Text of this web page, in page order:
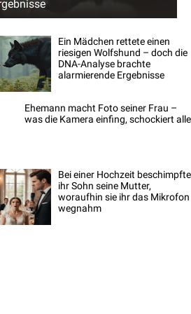
Ein Mädchen rettete einen
riesigen Wolfshund – doch die
DNA-Analyse brachte
alarmierende Ergebnisse
Ehemann macht Foto seiner Frau –
was die Kamera einfing, schockiert alle
Bei einer Hochzeit beschimpfte
ihr Sohn seine Mutter,
woraufhin sie ihr das Mikrofon
wegnahm